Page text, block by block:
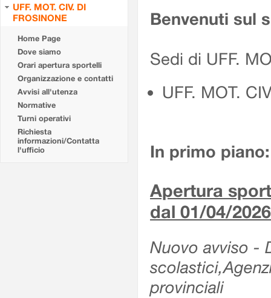
UFF. MOT. CIV. DI
FROSINONE
Home Page
Dove siamo
Orari apertura sportelli
Organizzazione e contatti
Avvisi all'utenza
Normative
Turni operativi
Richiesta
informazioni/Contatta
l'ufficio
Benvenuti sul
Sedi di UFF.
UFF. MOT.
In primo piano:
Apertura
dal 01/04/2026
Nuovo avviso -
provinciali